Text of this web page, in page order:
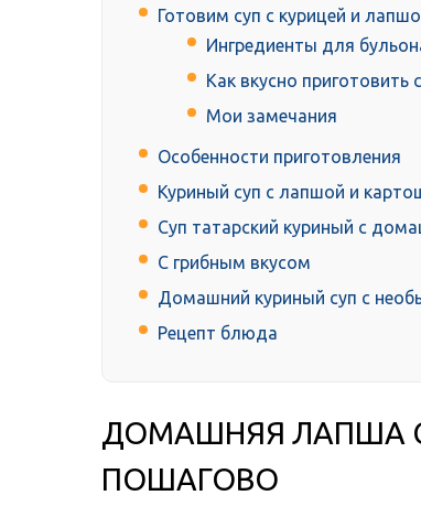
Готовим суп с курицей и
Ингредиенты для
Как вкусно приготовить
Мои замечания
Особенности приготовления
Куриный суп с лапшой и
Суп татарский куриный с
С грибным вкусом
Домашний куриный суп с
Рецепт блюда
ДОМАШНЯЯ ЛАПША
ПОШАГОВО